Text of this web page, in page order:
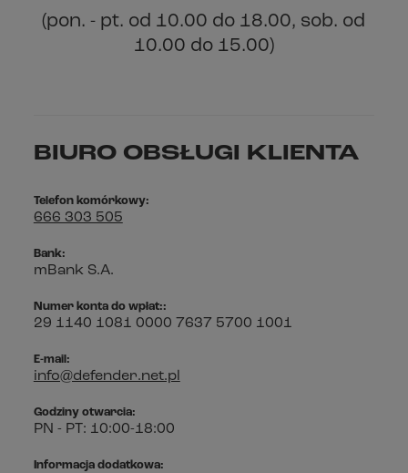
W jaki sposób otrzymam zwrot środków?
CLUB?
(pon. - pt. od 10.00 do 18.00, sob. od
10.00 do 15.00)
BIURO OBSŁUGI KLIENTA
Telefon komórkowy:
666 303 505
Bank:
mBank S.A.
Numer konta do wpłat::
29 1140 1081 0000 7637 5700 1001
E-mail:
info@defender.net.pl
Godziny otwarcia:
PN - PT: 10:00-18:00
Informacja dodatkowa: